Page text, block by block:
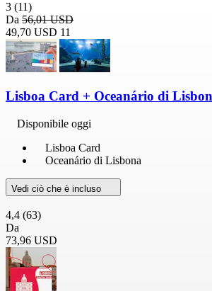
3 (11)
Da 56,01 USD
49,70 USD 11
Lisboa Card + Oceanário di
Disponibile oggi
Lisboa Card
Oceanário di Lisbona
Vedi ciò che è incluso
4,4 (63)
Da
73,96 USD